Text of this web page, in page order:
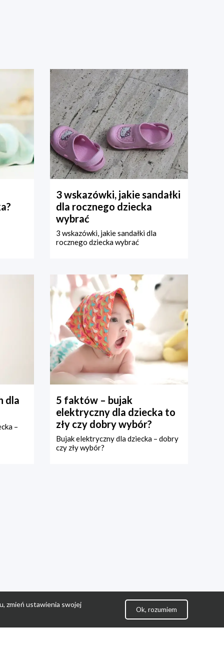
3 wskazówki, jakie sandałki
dla rocznego dziecka
wybrać
3 wskazówki, jakie sandałki dla
rocznego dziecka wybrać
dla
–
5 faktów – bujak
elektryczny dla dziecka to
zły czy dobry wybór?
Bujak elektryczny dla dziecka – dobry
czy zły wybór?
zmień ustawienia swojej
Ok, rozumiem